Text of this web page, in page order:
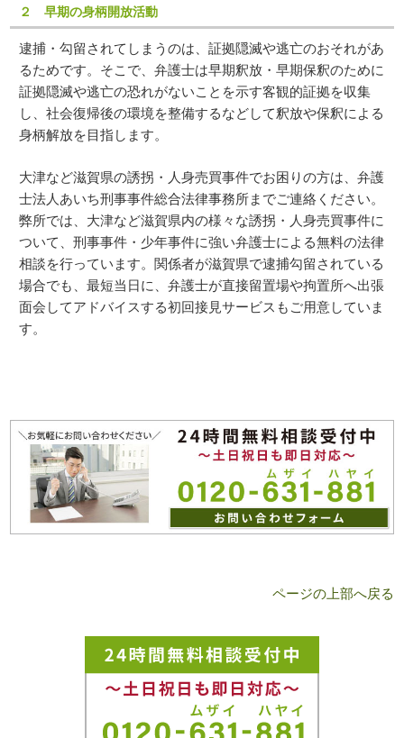
２ 早期の身柄開放活動
逮捕・勾留されてしまうのは、証拠隠滅や逃亡のおそれがあ
るためです。そこで、弁護士は早期釈放・早期保釈のために
証拠隠滅や逃亡の恐れがないことを示す客観的証拠を収集
し、社会復帰後の環境を整備するなどして釈放や保釈による
身柄解放を目指します。
大津など滋賀県の誘拐・人身売買事件でお困りの方は、弁護
士法人あいち刑事事件総合法律事務所までご連絡ください。
弊所では、大津など滋賀県内の様々な誘拐・人身売買事件に
ついて、刑事事件・少年事件に強い弁護士による無料の法律
相談を行っています。関係者が滋賀県で逮捕勾留されている
場合でも、最短当日に、弁護士が直接留置場や拘置所へ出張
面会してアドバイスする初回接見サービスもご用意していま
す。
ページの上部へ戻る